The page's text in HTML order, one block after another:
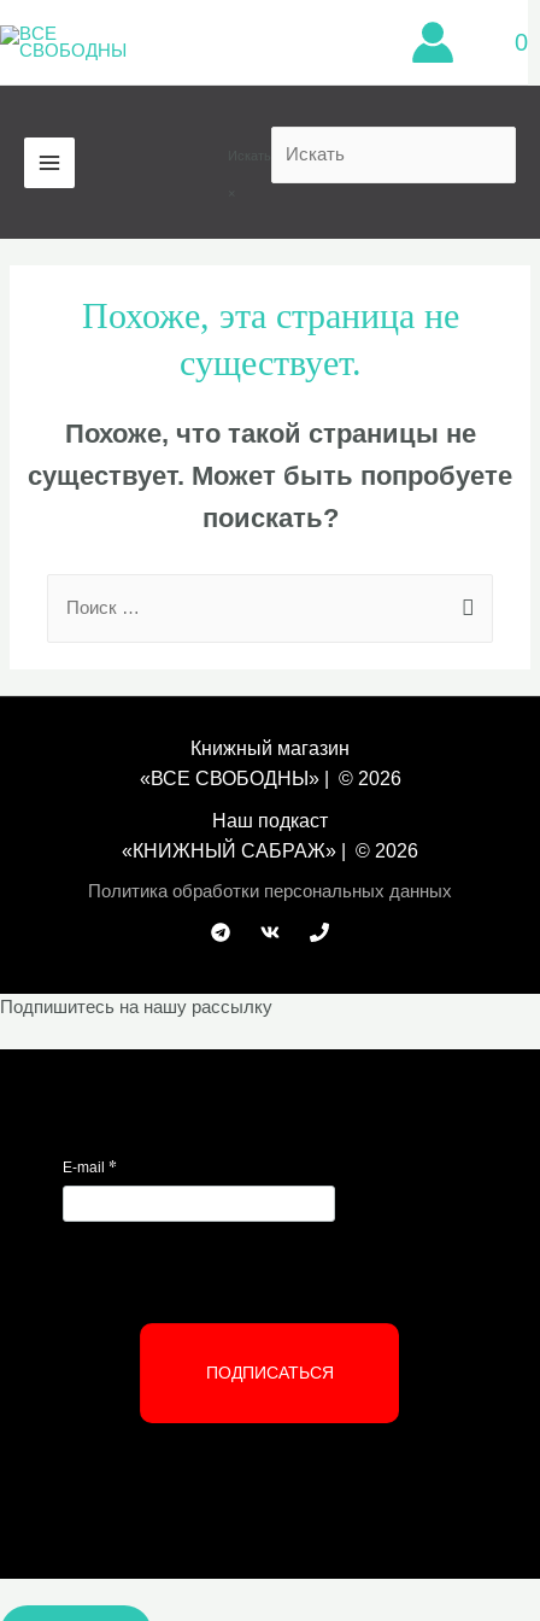
к
0
MAIN
MENU
Похоже, эта страница не
существует.
Похоже, что такой страницы не
существует. Может быть попробуете
поискать?
for:
Книжный магазин
«ВСЕ СВОБОДНЫ» | © 2026
Наш подкаст
«КНИЖНЫЙ САБРАЖ» | © 2026
Политика обработки персональных данных
Подпишитесь на нашу рассылку
E-mail *
ПОДПИСАТЬСЯ